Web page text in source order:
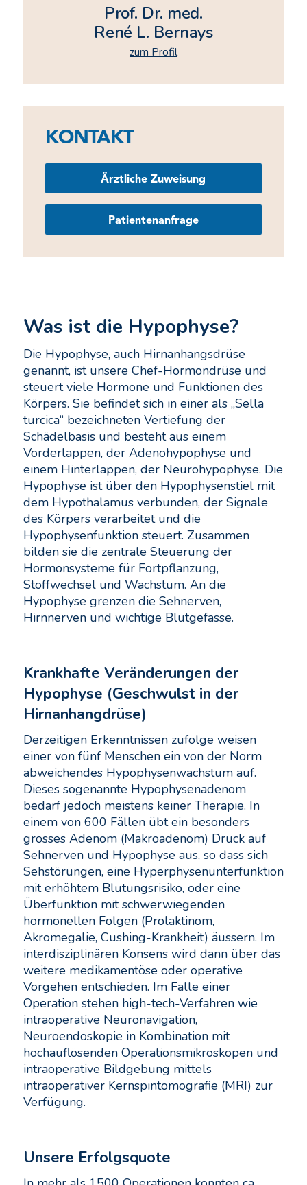
Was ist die Hypophyse?
Die Hypophyse, auch Hirnanhangsdrüse
genannt, ist unsere Chef-Hormondrüse und
steuert viele Hormone und Funktionen des
Körpers. Sie befindet sich in einer als „Sella
turcica“ bezeichneten Vertiefung der
Schädelbasis und besteht aus einem
Vorderlappen, der Adenohypophyse und
einem Hinterlappen, der Neurohypophyse. Die
Hypophyse ist über den Hypophysenstiel mit
dem Hypothalamus verbunden, der Signale
des Körpers verarbeitet und die
Hypophysenfunktion steuert. Zusammen
bilden sie die zentrale Steuerung der
Hormonsysteme für Fortpflanzung,
Stoffwechsel und Wachstum. An die
Hypophyse grenzen die Sehnerven,
Hirnnerven und wichtige Blutgefässe.
Krankhafte Veränderungen der
Hypophyse (Geschwulst in der
Hirnanhangdrüse)
Derzeitigen Erkenntnissen zufolge weisen
einer von fünf Menschen ein von der Norm
abweichendes Hypophysenwachstum auf.
Dieses sogenannte Hypophysenadenom
bedarf jedoch meistens keiner Therapie. In
einem von 600 Fällen übt ein besonders
grosses Adenom (Makroadenom) Druck auf
Sehnerven und Hypophyse aus, so dass sich
Sehstörungen, eine Hyperphysenunterfunktion
mit erhöhtem Blutungsrisiko, oder eine
Überfunktion mit schwerwiegenden
hormonellen Folgen (Prolaktinom,
Akromegalie, Cushing-Krankheit) äussern. Im
interdisziplinären Konsens wird dann über das
weitere medikamentöse oder operative
Vorgehen entschieden. Im Falle einer
Operation stehen high-tech-Verfahren wie
intraoperative Neuronavigation,
Neuroendoskopie in Kombination mit
hochauflösenden Operationsmikroskopen und
intraoperative Bildgebung mittels
intraoperativer Kernspintomografie (MRI) zur
Verfügung.
Unsere Erfolgsquote
Prof. Dr. med.
René L. Bernays
zum Profil
KONTAKT
Ärztliche Zuweisung
Patientenanfrage